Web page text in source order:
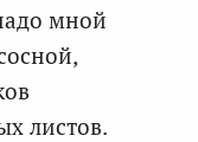
мной
листов.